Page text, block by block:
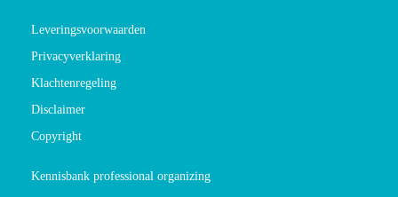
Leveringsvoorwaarden
Privacyverklaring
Klachtenregeling
Disclaimer
Copyright
Kennisbank professional organizing